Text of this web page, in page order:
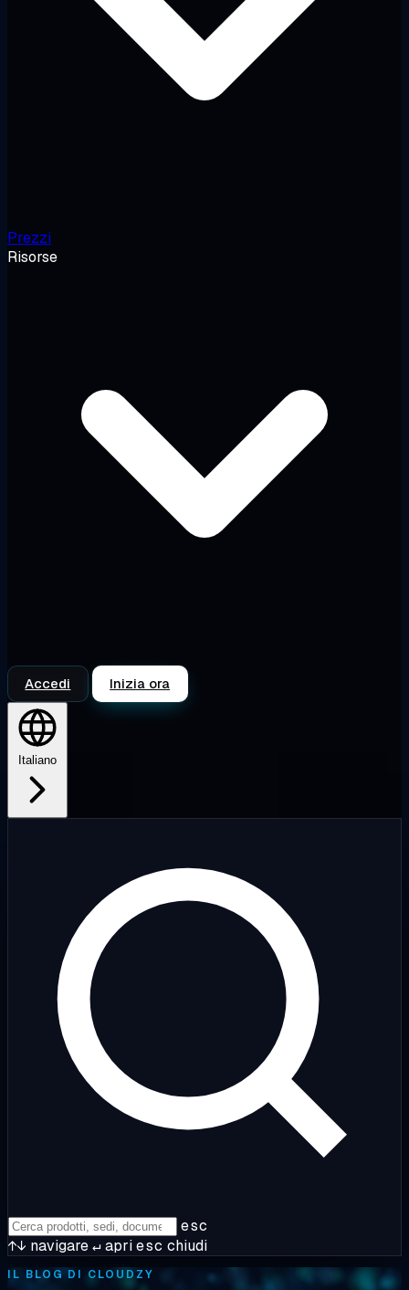
Prezzi
Risorse
Accedi Inizia ora
Italiano
esc
↑↓ navigare↵apriesc chiudi
IL BLOG DI CLOUDZY